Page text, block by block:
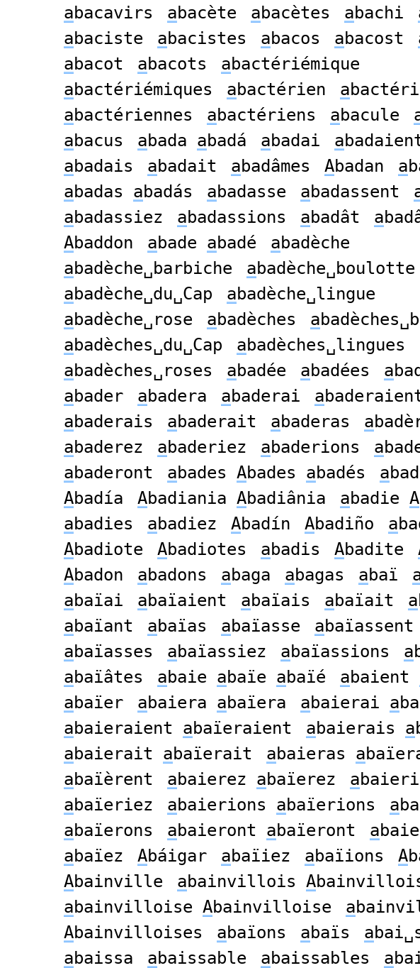
abacavirs abacète abacètes abachi
abaciste abacistes abacos abacost
abacot abacots abactériémique
abactériémiques abactérien a
abactériennes abactériens abacule
abacus abada abadá abadai a
abadais abadait abadâmes Abadan a
abadas abadás abadasse abadassent
abadassiez abadassions abadât a
Abaddon abade abadé abadèche
abadèche␣barbiche abadèche␣boulotte
abadèche␣du␣Cap abadèche␣lingue
abadèche␣rose abadèches a
abadèches␣du␣Cap abadèches␣lingues
abadèches␣roses abadée abadées a
abader abadera abaderai a
abaderais abaderait abaderas a
abaderez abaderiez abaderions a
abaderont abades Abades abadés a
Abadía Abadiania Abadiânia abadie A
abadies abadiez Abadín Abadiño a
Abadiote Abadiotes abadis Abadite
Abadon abadons abaga abagas abaï
abaïai abaïaient abaïais abaïait a
abaïant abaïas abaïasse abaïassent
abaïasses abaïassiez abaïassions a
abaïâtes abaie abaïe abaïé abaient
abaïer abaiera abaïera abaierai a
abaieraient abaïeraient abaierais a
abaierait abaïerait abaieras a
abaïèrent abaierez abaïerez a
abaïeriez abaierions abaïerions a
abaïerons abaieront abaïeront a
abaïez Abáigar abaïiez abaïions A
Abainville abainvillois A
abainvilloise Abainvilloise a
Abainvilloises abaïons abaïs a
abaissa abaissable abaissables a